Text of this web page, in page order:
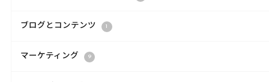
ブログとコンテンツ 1
マーケティング 9